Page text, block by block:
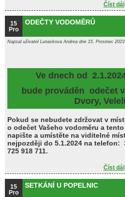
Číst dál
15
Pro
ODEČTY VODOMĚRŮ
Napsal uživatel Lunackova Andrea dne 15. Prosinec 2023
Ve dnech od
bude prováděn odečet
Dvory,
Pokud se nebudete zdržovat v
o odečet Vašeho vodoměru a
napište a umístěte na viditelné
nejpozději do 5.1.2024 na telefon:
725 918 711.
Číst dál
15
Pro
SETKÁNÍ U POPELNIC